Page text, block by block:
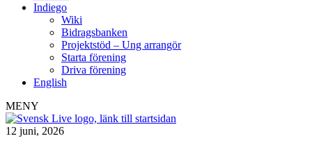
Indiego
Wiki
Bidragsbanken
Projektstöd – Ung arrangör
Starta förening
Driva förening
English
MENY
12 juni, 2026